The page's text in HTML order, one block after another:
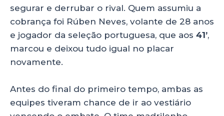
segurar e derrubar o rival. Quem assumiu a
cobrança foi Rúben Neves, volante de 28 anos
e jogador da seleção portuguesa, que aos 41’,
marcou e deixou tudo igual no placar
novamente.
Antes do final do primeiro tempo, ambas as
equipes tiveram chance de ir ao vestiário